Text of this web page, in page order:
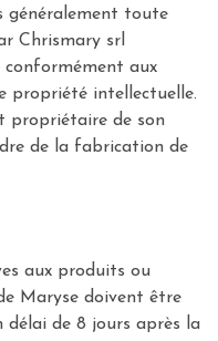
généralement toute
Chrismary srl
conformément aux
propriété intellectuelle.
propriétaire de son
de la fabrication de
aux produits ou
Maryse doivent être
délai de 8 jours après la